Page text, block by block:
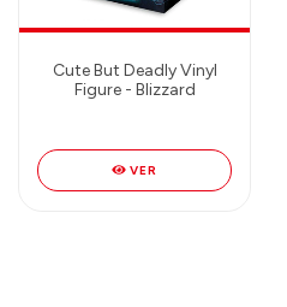
Cute But Deadly Vinyl
Figure - Blizzard
VER